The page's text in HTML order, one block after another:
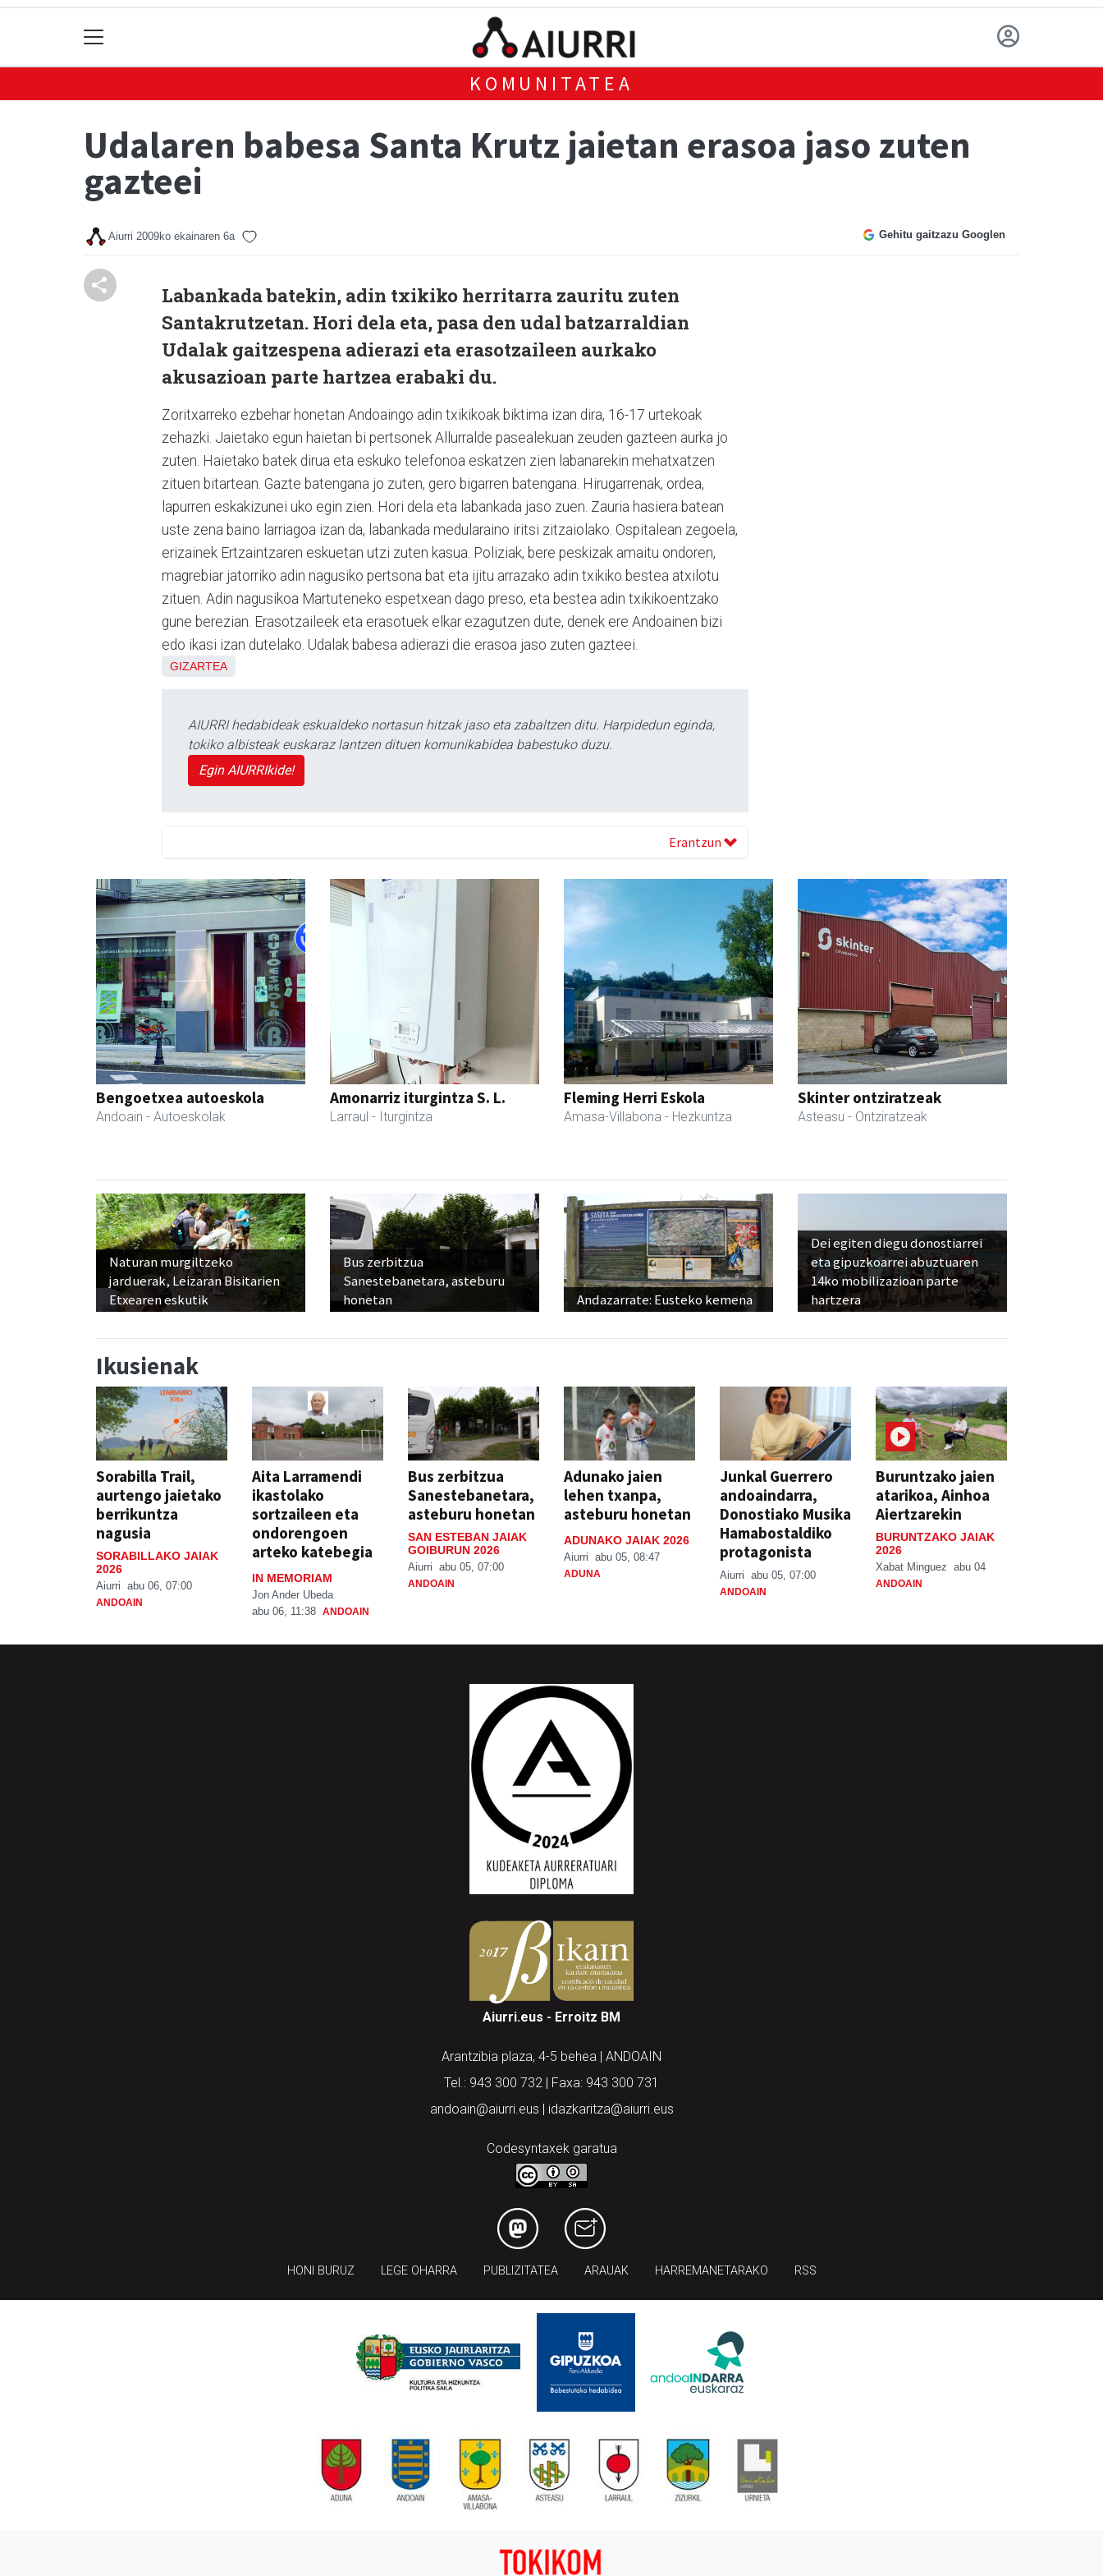
KOMUNITATEA
Udalaren babesa Santa Krutz jaietan erasoa jaso zuten
gazteei
Aiurri 2009ko ekainaren 6a Gehitu gaitzazu Googlen
Labankada batekin, adin txikiko herritarra zauritu zuten
Santakrutzetan. Hori dela eta, pasa den udal batzarraldian
Udalak gaitzespena adierazi eta erasotzaileen aurkako
akusazioan parte hartzea erabaki du.
Zoritxarreko ezbehar honetan Andoaingo adin txikikoak biktima izan dira, 16-17 urtekoak
zehazki. Jaietako egun haietan bi pertsonek Allurralde pasealekuan zeuden gazteen aurka jo
zuten. Haietako batek dirua eta eskuko telefonoa eskatzen zien labanarekin mehatxatzen
zituen bitartean. Gazte batengana jo zuten, gero bigarren batengana. Hirugarrenak, ordea,
lapurren eskakizunei uko egin zien. Hori dela eta labankada jaso zuen. Zauria hasiera batean
uste zena baino larriagoa izan da, labankada medularaino iritsi zitzaiolako. Ospitalean zegoela,
erizainek Ertzaintzaren eskuetan utzi zuten kasua. Poliziak, bere peskizak amaitu ondoren,
magrebiar jatorriko adin nagusiko pertsona bat eta ijitu arrazako adin txikiko bestea atxilotu
zituen. Adin nagusikoa Martuteneko espetxean dago preso, eta bestea adin txikikoentzako
gune berezian. Erasotzaileek eta erasotuek elkar ezagutzen dute, denek ere Andoainen bizi
edo ikasi izan dutelako. Udalak babesa adierazi die erasoa jaso zuten gazteei.
GIZARTEA
AIURRI hedabideak eskualdeko nortasun hitzak jaso eta zabaltzen ditu. Harpidedun eginda,
tokiko albisteak euskaraz lantzen dituen komunikabidea babestuko duzu.
Egin AIURRIkide!
Erantzun
Bengoetxea autoeskola
Andoain - Autoeskolak
Amonarriz iturgintza S. L.
Larraul - Iturgintza
Fleming Herri Eskola
Amasa-Villabona - Hezkuntza
Skinter ontziratzeak
Asteasu - Ontziratzeak
Naturan murgiltzeko
jarduerak, Leizaran Bisitarien
Etxearen eskutik
Bus zerbitzua
Sanestebanetara, asteburu
honetan
Andazarrate: Eusteko kemena
Dei egiten diegu donostiarrei
eta gipuzkoarrei abuztuaren
14ko mobilizazioan parte
hartzera
Ikusienak
Sorabilla Trail,
aurtengo jaietako
berrikuntza
nagusia
SORABILLAKO JAIAK
2026
Aiurri abu 06, 07:00
ANDOAIN
Aita Larramendi
ikastolako
sortzaileen eta
ondorengoen
arteko katebegia
IN MEMORIAM
Jon Ander Ubeda
abu 06, 11:38 ANDOAIN
Bus zerbitzua
Sanestebanetara,
asteburu honetan
SAN ESTEBAN JAIAK
GOIBURUN 2026
Aiurri abu 05, 07:00
ANDOAIN
Adunako jaien
lehen txanpa,
asteburu honetan
ADUNAKO JAIAK 2026
Aiurri abu 05, 08:47
ADUNA
Junkal Guerrero
andoaindarra,
Donostiako Musika
Hamabostaldiko
protagonista
Aiurri abu 05, 07:00
ANDOAIN
Buruntzako jaien
atarikoa, Ainhoa
Aiertzarekin
BURUNTZAKO JAIAK
2026
Xabat Minguez abu 04
ANDOAIN
Aiurri.eus - Erroitz BM
Arantzibia plaza, 4-5 behea | ANDOAIN
Tel.: 943 300 732 | Faxa: 943 300 731
andoain@aiurri.eus | idazkaritza@aiurri.eus
Codesyntaxek garatua
HONI BURUZ LEGE OHARRA PUBLIZITATEA ARAUAK HARREMANETARAKO RSS